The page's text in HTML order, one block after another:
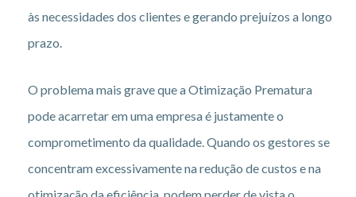
às necessidades dos clientes e gerando prejuízos a longo
prazo.
O problema mais grave que a Otimização Prematura
pode acarretar em uma empresa é justamente o
comprometimento da qualidade. Quando os gestores se
concentram excessivamente na redução de custos e na